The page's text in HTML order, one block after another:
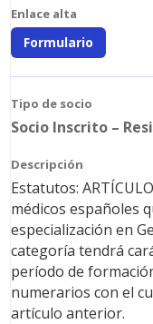
Formulario
Socio Inscrito –
Estatutos:
médicos españoles
especialización en
categoría tendrá
período de
numerarios con el
artículo anterior.